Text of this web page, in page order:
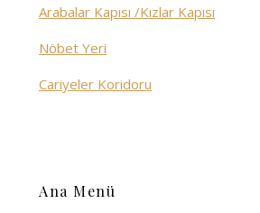
Arabalar Kapısı /Kızlar Kapısı
Nöbet Yeri
Cariyeler Koridoru
Ana Menü